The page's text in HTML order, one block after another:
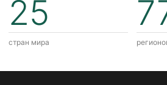
25
стран мира